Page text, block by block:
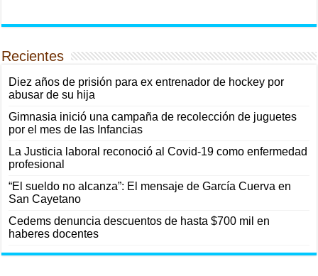
Recientes
Diez años de prisión para ex entrenador de hockey por
abusar de su hija
Gimnasia inició una campaña de recolección de juguetes
por el mes de las Infancias
La Justicia laboral reconoció al Covid-19 como enfermedad
profesional
“El sueldo no alcanza”: El mensaje de García Cuerva en
San Cayetano
Cedems denuncia descuentos de hasta $700 mil en
haberes docentes